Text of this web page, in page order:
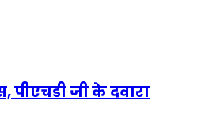
जी के दवारा